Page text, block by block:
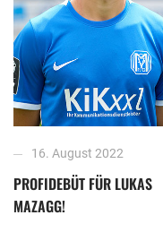
16. August 2022
PROFIDEBÜT FÜR LUKAS
MAZAGG!